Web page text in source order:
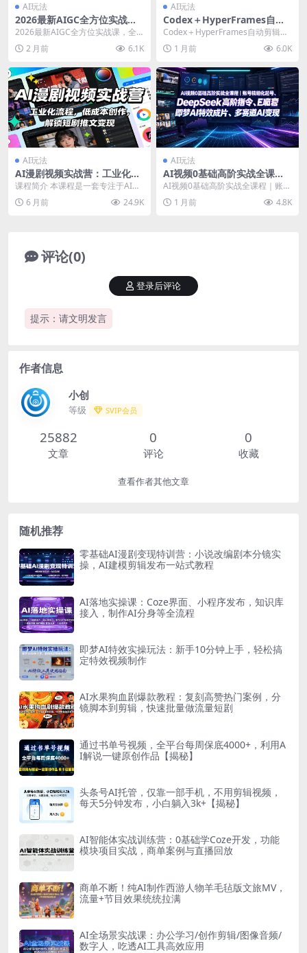
AI玩法
2026最新AIGC全方位实战
课，全工具覆盖・多场景落
地・变现玩法拆解，零基础从
入门到精通系统视频教程
2026最新AIGC全方位实战课，全
工具覆盖・多场景落地・变现玩法
拆解，零基础从...
2 月前 6.1K
AI玩法
Codex＋HyperFrames自动
剪辑视频王炸组合！30分钟内
搭建起属于自己的AI剪辑流水
线(完整版实操教程手册)
Codex＋HyperFrames自动剪辑视
频王炸组合！30分钟内搭建起属于
自己...1 月前 6.0K
AI玩法
AI漫剧视频实战营：工业化流
程，低成本创作，解锁短剧推
文变现
课程简介 本课程是一套专注于AI生
成叙事视频的高阶实操课程，尤其
适用于短剧、小说...
6 月前 24.9K
AI玩法
AI视频0基础高阶实战全课程
｜账号精细化起号、DeepSee
k高阶指令、即梦AI特效成
片、多赛道AI短视频量产变现
AI视频0基础高阶实战全课程｜账号
精细化起号、DeepSeek高阶指
令、即梦AI...
1 月前 4.8K
评论(0)
提示：请文明发言
登录后评论
作者信息
小创
等级 SVIP会员
25882
文章
0
评论
0
收藏
查看作者其他文章
随机推荐
零基础AI漫剧变现特训营：小说改编剧本分镜实
操，AI建模剪辑发布一站式教程
AI落地实操课：Coze界面、小程序发布，知识库
接入，制作AI分身等全流程
即梦AI特效实操玩法：新手10分钟上手，轻松搞
定特效视频制作
AI水果狗血剧爆款教程：复刻高赞热门案例，分
镜脚本到剪辑，快速批量做流量短剧
通过书单号视频，全平台每周保底4000+，利用A
I解说一键原创作品【揭秘】
头条号AI托管，仅靠一部手机，不用剪辑视频，
每天5分钟发布，小白躺入3k+【揭秘】
AI智能体实战训练营：0基础学Coze开发，功能
模块项目实战，商单案例与直播回放
商单不断！纯AI制作西游人物羊毛毡版文旅MV，
流量+节目效果统统拉满
AI全场景实战课：办公学习/创作剪辑/图像音频/
数字人，吃透AI工具高效应用